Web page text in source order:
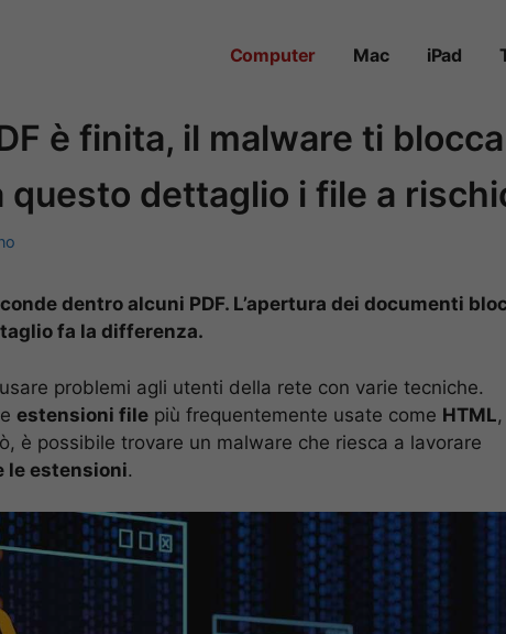
Computer Mac iPad
è finita, il malware ti
questo dettaglio i file a
dentro alcuni PDF. L’apertura dei documenti
fa la differenza.
problemi agli utenti della rete con varie tecniche.
estensioni file più frequentemente usate come HTML,
è possibile trovare un malware che riesca a lavorare
le estensioni.